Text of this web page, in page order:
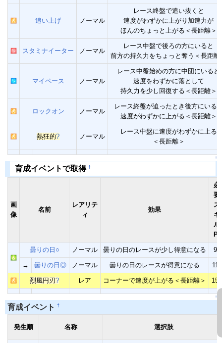
追い上げ ノーマル
レース終盤で追い抜くと
速度がわずかに上がり加速力が
ほんのちょっと上がる＜長距離＞
スタミナイーター ノーマル
レース中盤で後ろの方にいると
前方の持久力をちょっと奪う＜長距離
マイペース ノーマル
レース中盤始めの方に中団にいると
速度をわずかに落として
持久力を少し回復する＜長距離＞
ロックオン ノーマル
レース終盤が迫ったとき後方にいる
速度がわずかに上がる＜長距離＞
熱狂的? ノーマル
レース中盤に速度がわずかに上る
＜長距離＞
↑
育成イベントで取得 †
画
像
名前
レアリテ
ィ
効果
必
要
ス
キ
ル
Pt
曇りの日○ ノーマル 曇りの日のレースが少し得意になる 90
→ 曇りの日◎ ノーマル 曇りの日のレースが得意になる 110
烈風円刃? レア コーナーで速度が上がる＜長距離＞ 150
↑
育成イベント †
発生順 名称 選択肢